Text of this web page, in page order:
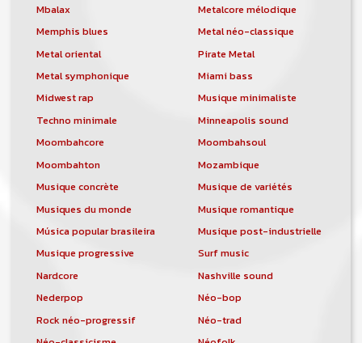
Mbalax
Metalcore mélodique
Memphis blues
Metal néo-classique
Metal oriental
Pirate Metal
Metal symphonique
Miami bass
Midwest rap
Musique minimaliste
Techno minimale
Minneapolis sound
Moombahcore
Moombahsoul
Moombahton
Mozambique
Musique concrète
Musique de variétés
Musiques du monde
Musique romantique
Música popular brasileira
Musique post-industrielle
Musique progressive
Surf music
Nardcore
Nashville sound
Nederpop
Néo-bop
Rock néo-progressif
Néo-trad